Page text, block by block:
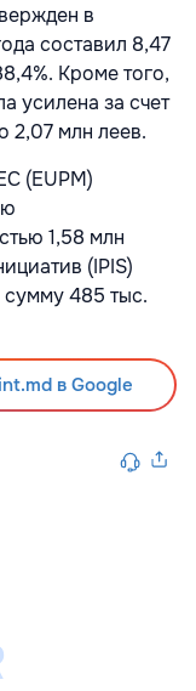
в
составил 8,47
Кроме того,
усилена за счет
2,07 млн леев.
(EUPM)
1,58 млн
(IPIS)
сумму 485 тыс.
в Google